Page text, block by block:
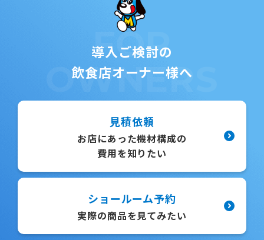
導入ご検討の
飲食店オーナー様へ
FOR
OWNERS
見積依頼
お店にあった機材構成の
費用を知りたい
ショールーム予約
実際の商品を見てみたい